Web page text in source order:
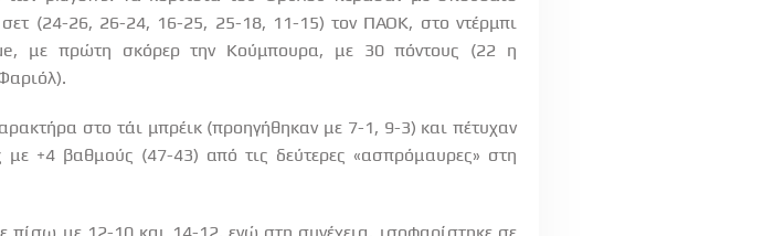
(24-26, 26-24, 16-25, 25-18, 11-15) τον ΠΑΟΚ, στο ντέρμπι
, με πρώτη σκόρερ την Κούμπουρα, με 30 πόντους (22 η
στο τάι μπρέικ (προηγήθηκαν με 7-1, 9-3) και πέτυχαν
με +4 βαθμούς (47-43) από τις δεύτερες «ασπρόμαυρες» στη